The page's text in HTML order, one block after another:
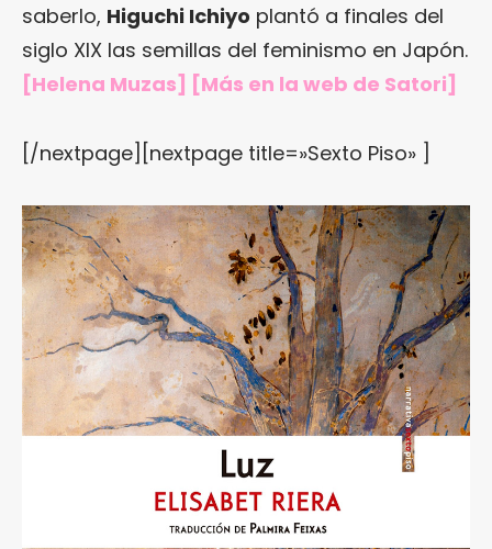
saberlo, Higuchi Ichiyo plantó a finales del
siglo XIX las semillas del feminismo en Japón.
[Helena Muzas] [Más en la web de Satori]
[/nextpage][nextpage title=»Sexto Piso» ]